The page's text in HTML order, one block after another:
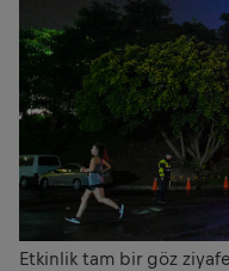
Etkinlik tam bir göz